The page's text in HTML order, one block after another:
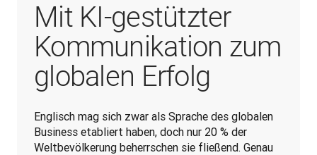
Mit KI‑gestützter
Kommunikation zum
globalen Erfolg
Englisch mag sich zwar als Sprache des globalen
Business etabliert haben, doch nur 20 % der
Weltbevölkerung beherrschen sie fließend. Genau